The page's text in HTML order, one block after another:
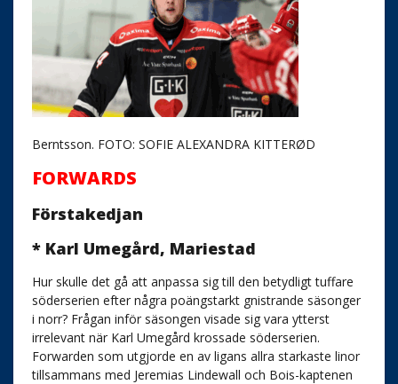
Berntsson. FOTO: SOFIE ALEXANDRA KITTERØD
FORWARDS
Förstakedjan
* Karl Umegård, Mariestad
Hur skulle det gå att anpassa sig till den betydligt tuffare
söderserien efter några poängstarkt gnistrande säsonger
i norr? Frågan inför säsongen visade sig vara ytterst
irrelevant när Karl Umegård krossade söderserien.
Forwarden som utgjorde en av ligans allra starkaste linor
tillsammans med Jeremias Lindewall och Bois-kaptenen